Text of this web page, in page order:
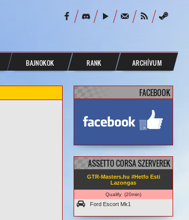
BAJNOKOK RANK ARCHÍVUM
FACEBOOK
ASSETTO CORSA SZERVEREK
GTR-Masters.hu #Hetfo Esti
Lazongas
Qualify (20min)
Ford Escort Mk1